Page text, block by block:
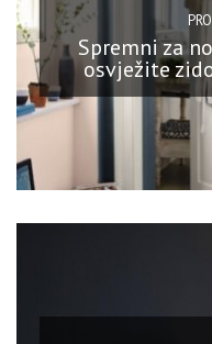
Spremni za
osvježite